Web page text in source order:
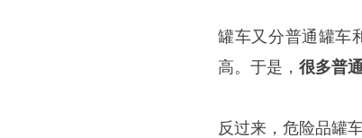
罐车又分普通罐车
高。于是， 很多普
反过来，危险品罐